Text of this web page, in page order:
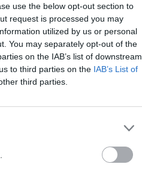
use the below opt-out section to
request is processed you may
utilized by us or personal
You may separately opt-out of the
on the IAB’s list of downstream
to third parties on the IAB’s List of
third parties.
η
νερά